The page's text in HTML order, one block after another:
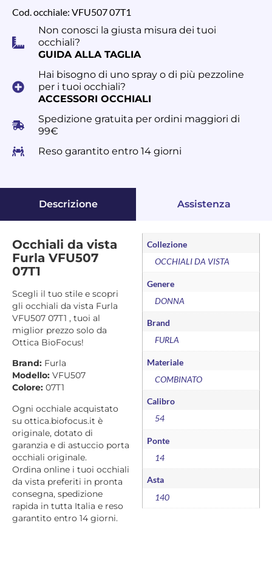
Cod. occhiale: VFU507 07T1
Non conosci la giusta misura dei tuoi
occhiali?
GUIDA ALLA TAGLIA
Hai bisogno di uno spray o di più pezzoline
per i tuoi occhiali?
ACCESSORI OCCHIALI
Spedizione gratuita per ordini maggiori di
99€
Reso garantito entro 14 giorni
Descrizione Assistenza
Occhiali da vista
Furla VFU507
07T1
Scegli il tuo stile e scopri
gli occhiali da vista Furla
VFU507 07T1 , tuoi al
miglior prezzo solo da
Ottica BioFocus!
Brand: Furla
Modello: VFU507
Colore: 07T1
Ogni occhiale acquistato
su ottica.biofocus.it è
originale, dotato di
garanzia e di astuccio porta
occhiali originale.
Ordina online i tuoi occhiali
da vista preferiti in pronta
consegna, spedizione
rapida in tutta Italia e reso
garantito entro 14 giorni.
Collezione
OCCHIALI DA VISTA
Genere
DONNA
Brand
FURLA
Materiale
COMBINATO
Calibro
54
Ponte
14
Asta
140